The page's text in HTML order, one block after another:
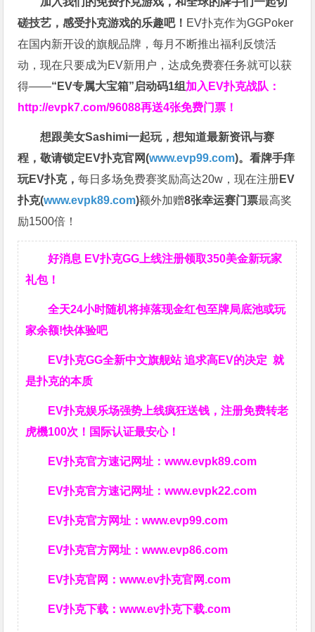
磋技艺，感受扑克游戏的乐趣吧！ EV扑克作为GGPoker
在国内新开设的旗舰品牌，每月不断推出福利反馈活
动，现在只要成为EV新用户，达成免费赛任务就可以获
得——“EV专属大宝箱”启动码1组 加入EV扑克战队：
http://evpk7.com/96088再送4张免费门票！
想跟美女Sashimi一起玩，想知道最新资讯与赛
程，敬请锁定EV扑克官网(www.evp99.com)。看牌手痒
玩EV扑克，每日多场免费赛奖励高达20w，现在注册EV
扑克(www.evpk89.com)额外加赠8张幸运赛门票最高奖
励1500倍！
好消息 EV扑克GG上线注册领取350美金新玩家
礼包！
全天24小时随机将掉落现金红包至牌局底池或玩
家余额!快体验吧
EV扑克GG全新中文旗舰站追求高EV的决定就
是扑克的本质
EV扑克娱乐场强势上线疯狂送钱，注册免费转老
虎機100次！国际认证最安心！
EV扑克官方速记网址：www.evpk89.com
EV扑克官方速记网址：www.evpk22.com
EV扑克官方网址：www.evp99.com
EV扑克官方网址：www.evp86.com
EV扑克官网：www.ev扑克官网.com
EV扑克下载：www.ev扑克下载.com